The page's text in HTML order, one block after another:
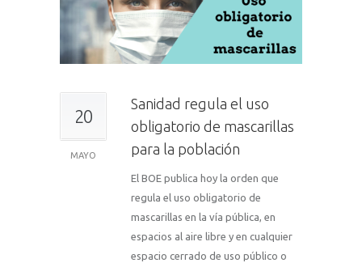
20
MAYO
Sanidad regula el uso
obligatorio de mascarillas
para la población
El BOE publica hoy la orden que
regula el uso obligatorio de
mascarillas en la vía pública, en
espacios al aire libre y en cualquier
espacio cerrado de uso público o